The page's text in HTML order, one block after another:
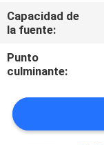
CASOS
DE
TRABAJO
MAPA
Capacidad de
la fuente:
Punto
culminante: